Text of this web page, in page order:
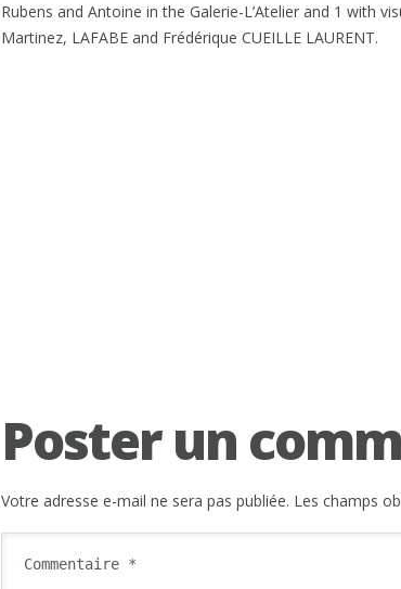
Rubens and Antoine in the Galerie-L’Atelier and 1 with
Martinez, LAFABE and Frédérique CUEILLE LAURENT.
Poster un
Votre adresse e-mail ne sera pas publiée. Les champs